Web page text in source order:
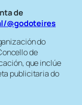
de
@godoteires
do
de
que inclúe
publicitaria do